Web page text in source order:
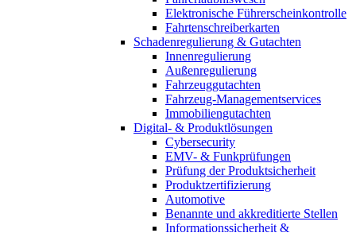
Elektronische Führerscheinkontrolle
Fahrtenschreiberkarten
Schadenregulierung & Gutachten
Innenregulierung
Außenregulierung
Fahrzeuggutachten
Fahrzeug-Managementservices
Immobiliengutachten
Digital- & Produktlösungen
Cybersecurity
EMV- & Funkprüfungen
Prüfung der Produktsicherheit
Produktzertifizierung
Automotive
Benannte und akkreditierte Stellen
Informationssicherheit &